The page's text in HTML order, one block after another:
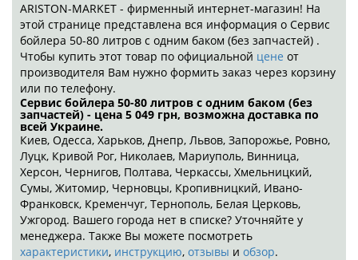
ARISTON-MARKET - фирменный интернет-магазин! На
этой странице представлена вся информация о Сервис
бойлера 50-80 литров с одним баком (без запчастей) .
Чтобы купить этот товар по официальной цене от
производителя Вам нужно формить заказ через корзину
или по телефону.
Сервис бойлера 50-80 литров с одним баком (без
запчастей) - цена 5 049 грн, возможна доставка по
всей Украине.
Киев, Одесса, Харьков, Днепр, Львов, Запорожье, Ровно,
Луцк, Кривой Рог, Николаев, Мариуполь, Винница,
Херсон, Чернигов, Полтава, Черкассы, Хмельницкий,
Сумы, Житомир, Черновцы, Кропивницкий, Ивано-
Франковск, Кременчуг, Тернополь, Белая Церковь,
Ужгород. Вашего города нет в списке? Уточняйте у
менеджера. Также Вы можете посмотреть
характеристики, инструкцию, отзывы и обзор.